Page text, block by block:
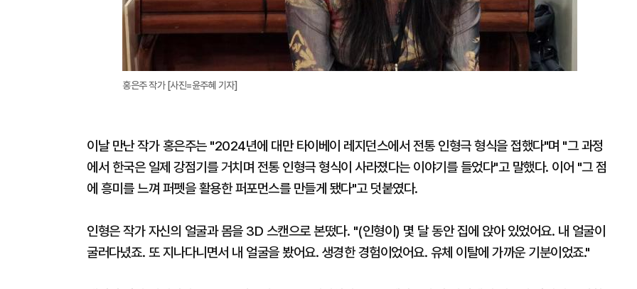
홍은주 작가 [사진=윤주혜 기자]
이날 만난 작가 홍은주는 "2024년에 대만 타이베이 레지던스에서 전통 인형극 형식을 접했다"며 "그 과정
에서 한국은 일제 강점기를 거치며 전통 인형극 형식이 사라졌다는 이야기를 들었다"고 말했다. 이어 "그 점
에 흥미를 느껴 퍼펫을 활용한 퍼포먼스를 만들게 됐다"고 덧붙였다.
인형은 작가 자신의 얼굴과 몸을 3D 스캔으로 본떴다. "(인형이) 몇 달 동안 집에 앉아 있었어요. 내 얼굴이
굴러다녔죠. 또 지나다니면서 내 얼굴을 봤어요. 생경한 경험이었어요. 유체 이탈에 가까운 기분이었죠."